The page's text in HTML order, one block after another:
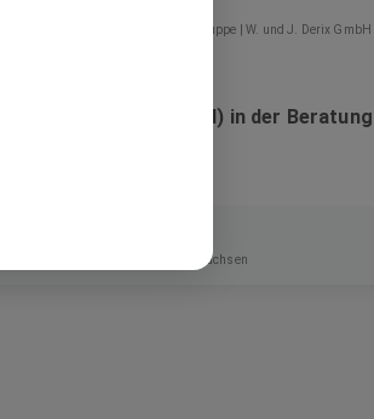
DERIX Gruppe | W. und J. Derix GmbH
Bauingenieur:in (m/w/d) in der Beratung
Westerkappeln, NRW, Niedersachsen